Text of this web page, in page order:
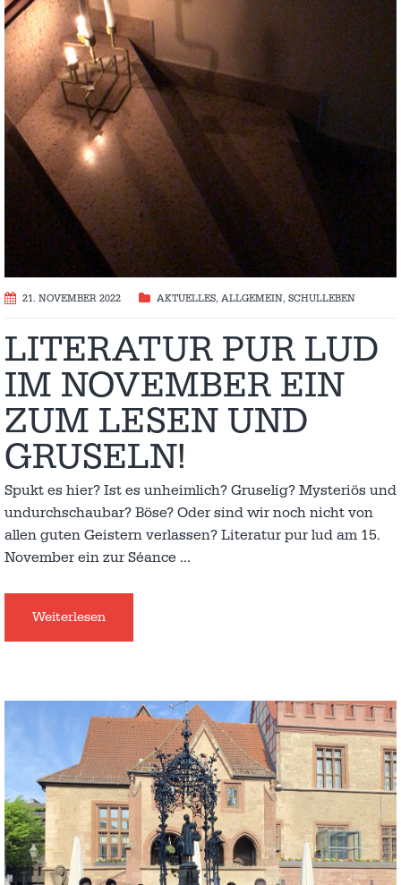
21. NOVEMBER 2022 AKTUELLES, ALLGEMEIN, SCHULLEBEN
LITERATUR PUR LUD
IM NOVEMBER EIN
ZUM LESEN UND
GRUSELN!
Spukt es hier? Ist es unheimlich? Gruselig? Mysteriös und
undurchschaubar? Böse? Oder sind wir noch nicht von
allen guten Geistern verlassen? Literatur pur lud am 15.
November ein zur Séance …
Weiterlesen